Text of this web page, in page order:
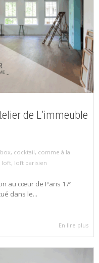
de L’immeuble
, cocktail, comme à la
loft, loft parisien
au cœur de Paris 17ᵉ
dans le...
En lire plus